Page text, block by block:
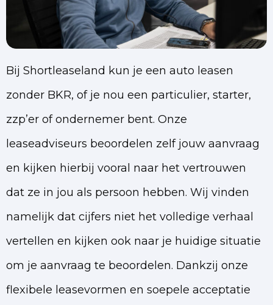
Bij Shortleaseland kun je een auto leasen
zonder BKR, of je nou een particulier, starter,
zzp’er of ondernemer bent. Onze
leaseadviseurs beoordelen zelf jouw aanvraag
en kijken hierbij vooral naar het vertrouwen
dat ze in jou als persoon hebben. Wij vinden
namelijk dat cijfers niet het volledige verhaal
vertellen en kijken ook naar je huidige situatie
om je aanvraag te beoordelen. Dankzij onze
flexibele leasevormen en soepele acceptatie